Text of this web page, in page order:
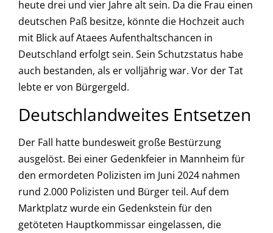
heute drei und vier Jahre alt sein. Da die Frau einen
deutschen Paß besitze, könnte die Hochzeit auch
mit Blick auf Ataees Aufenthaltschancen in
Deutschland erfolgt sein. Sein Schutzstatus habe
auch bestanden, als er volljährig war. Vor der Tat
lebte er von Bürgergeld.
Deutschlandweites Entsetzen
Der Fall hatte bundesweit große Bestürzung
ausgelöst. Bei einer Gedenkfeier in Mannheim für
den ermordeten Polizisten im Juni 2024 nahmen
rund 2.000 Polizisten und Bürger teil. Auf dem
Marktplatz wurde ein Gedenkstein für den
getöteten Hauptkommissar eingelassen, die